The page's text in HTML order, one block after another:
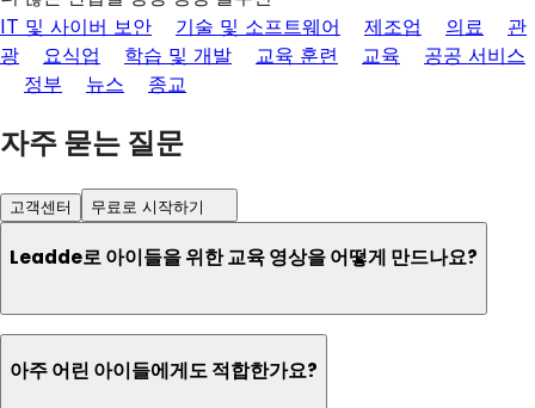
IT 및 사이버 보안 기술 및 소프트웨어 제조업 의료
관
광
요식업 학습 및 개발 교육 훈련 교육
공공 서비스
정부
뉴스 종교
자주 묻는 질문
고객센터 무료로 시작하기
Leadde로 아이들을 위한 교육 영상을 어떻게 만드나요?
아주 어린 아이들에게도 적합한가요?